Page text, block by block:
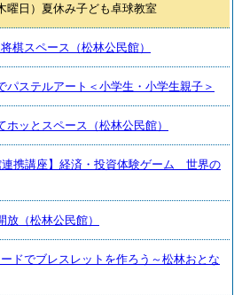
曜日）夏休み子ども卓球教室
棋スペース（松林公民館）
パステルアート＜小学生・小学生親子＞
ッとスペース（松林公民館）
連携講座】経済・投資体験ゲーム 世界の
（松林公民館）
ドでブレスレットを作ろう～松林おとな